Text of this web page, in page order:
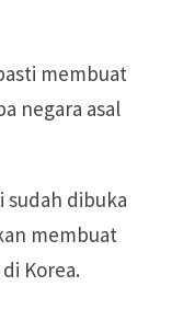
membuat
negara asal
sudah dibuka
membuat
Korea.